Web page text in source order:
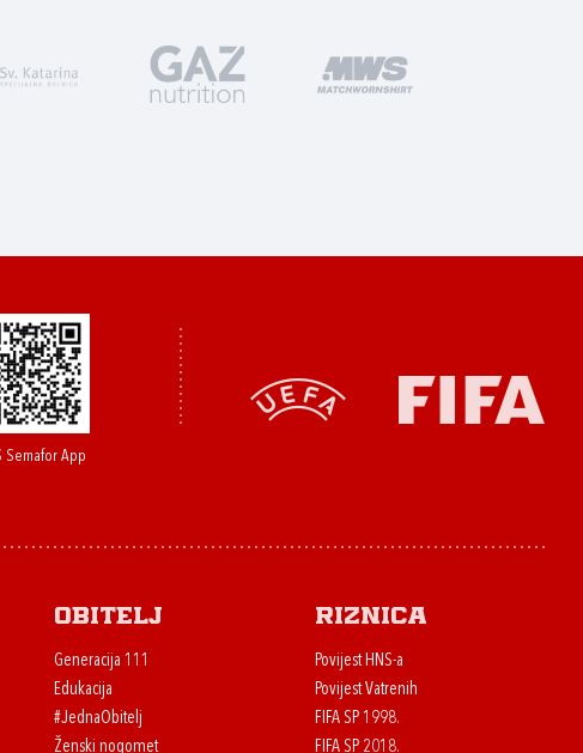
Semafor App
Obitelj
Generacija 111
Edukacija
#JednaObitelj
Ženski nogomet
Riznica
Povijest HNS-a
Povijest Vatrenih
FIFA SP 1998.
FIFA SP 2018.